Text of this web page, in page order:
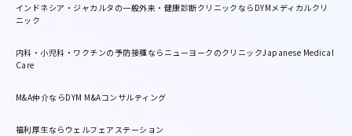
インドネシア・ジャカルタの一般外来・健康診断クリニックならDYMメディカルクリ
ニック
内科・小児科・ワクチンの予防接種ならニューヨークのクリニックJapanese Medical
Care
M&A仲介ならDYM M&Aコンサルティング
福利厚生ならウェルフェアステーション